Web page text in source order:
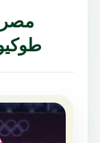
مصر